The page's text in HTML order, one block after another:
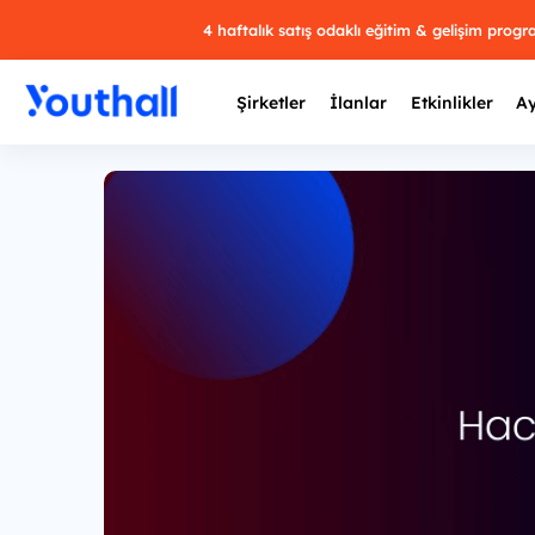
4 haftalık satış odaklı eğitim & gelişim
Şirketler İlanlar Etkinlikler